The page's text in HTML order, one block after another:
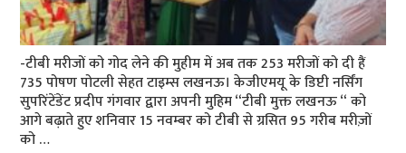
-टीबी मरीजों को गोद लेने की मुहीम में अब तक 253 मरीजों को दी हैं
735 पोषण पोटली सेहत टाइम्स लखनऊ। केजीएमयू के डिप्टी नर्सिंग
सुपरिंटेंडेंट प्रदीप गंगवार द्वारा अपनी मुहिम “टीबी मुक्त लखनऊ “ को
आगे बढ़ाते हुए शनिवार 15 नवम्बर को टीबी से ग्रसित 95 गरीब मरीज़ों
को …